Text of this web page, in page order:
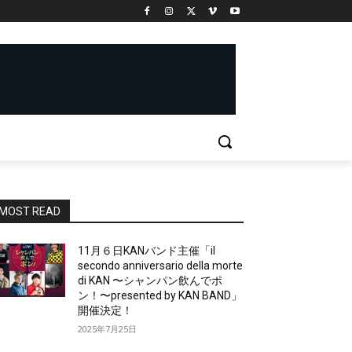
READ
11月６日KANバンド主催「il
secondo anniversario della morte
di KAN 〜シャンパン飲んでポ
ン！〜presented by KAN BAND」
開催決定！
2025年7月25日